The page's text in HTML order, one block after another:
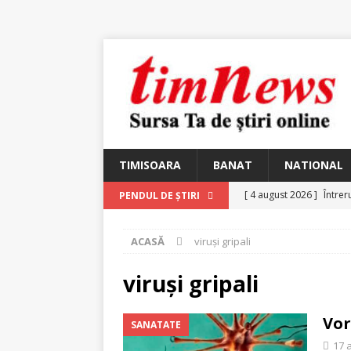
TIMISOARA BANAT NATIONAL
PENDUL DE ȘTIRI [ 4 august 2026 ]
25 martie 1926 – fugit
[ 2 august 2026 ]
Ungureanu,
ACASĂ viruși gripali
viruși gripali
SANATATE
17